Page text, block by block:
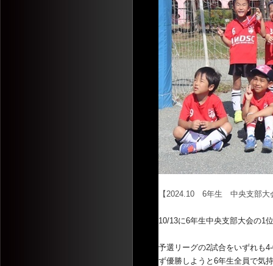
【2024.10 6年生 中央支部大
10/13に6年生中央支部大会の1
予選リーグの2試合をいずれも4-
ず優勝しようと6年生全員で気